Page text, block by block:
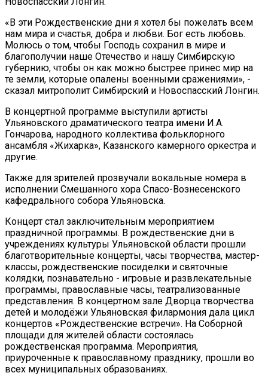
«В эти Рождественские дни я хотел бы пожелать всем
нам мира и счастья, добра и любви. Бог есть любовь.
Молюсь о том, чтобы Господь сохранил в мире и
благополучии наше Отечество и нашу Симбирскую
губернию, чтобы он как можно быстрее принес мир на
те земли, которые опалены военными сражениями», -
сказал митрополит Симбирский и Новоспасский Лонгин.
В концертной программе выступили артисты
Ульяновского драматического театра имени И.А.
Гончарова, народного коллектива фольклорного
ансамбля «Жихарка», Казанского камерного оркестра и
другие.
Также для зрителей прозвучали вокальные номера в
исполнении Смешанного хора Спасо-Вознесенского
кафедрального собора Ульяновска.
Концерт стал заключительным мероприятием
праздничной программы. В рождественские дни в
учреждениях культуры Ульяновской области прошли
благотворительные концерты, часы творчества, мастер-
классы, рождественские посиделки и святочные
колядки, познавательно - игровые и развлекательные
программы, православные часы, театрализованные
представления. В концертном зале Дворца творчества
детей и молодёжи Ульяновская филармония дала цикл
концертов «Рождественские встречи». На Соборной
площади для жителей области состоялась
рождественская программа. Мероприятия,
приуроченные к православному празднику, прошли во
всех муниципальных образованиях.